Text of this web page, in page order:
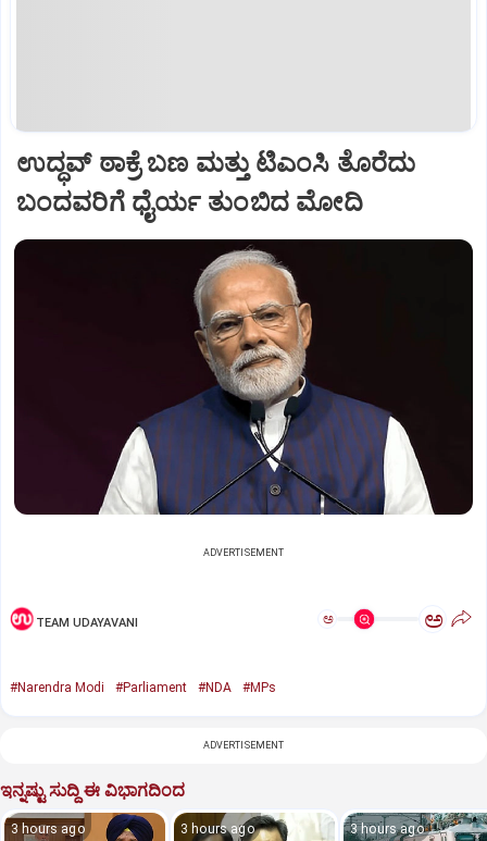
ಉದ್ಧವ್ ಠಾಕ್ರೆ ಬಣ ಮತ್ತು ಟಿಎಂಸಿ ತೊರೆದು
ಬಂದವರಿಗೆ ಧೈರ್ಯ ತುಂಬಿದ ಮೋದಿ
ADVERTISEMENT
TEAM UDAYAVANI ಅ ಅ
#Narendra Modi #Parliament #NDA #MPs
ADVERTISEMENT
ಇನ್ನಷ್ಟು ಸುದ್ದಿ ಈ ವಿಭಾಗದಿಂದ
3 hours ago 3 hours ago 3 hours ago